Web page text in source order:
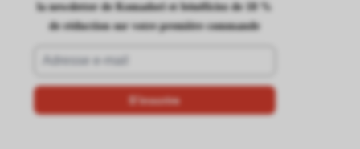
la newsletter de Komadori et bénéficiez de 10 %
de réduction sur votre première commande